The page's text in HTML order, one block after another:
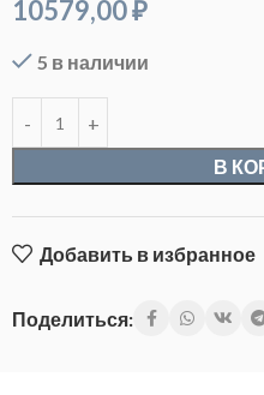
10579,00₽
5 в наличии
В
Добавить в избранное
Поделиться: